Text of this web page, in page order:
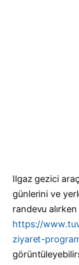
Ilgaz gezici
günlerini ve
randevu
https://
ziyaret-